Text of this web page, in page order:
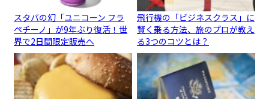
スタバの幻「ユニコーン フラ
ペチーノ」が9年ぶり復活！世
界で2日間限定販売へ
飛行機の「ビジネスクラス」に
賢く乗る方法、旅のプロが教え
る3つのコツとは？